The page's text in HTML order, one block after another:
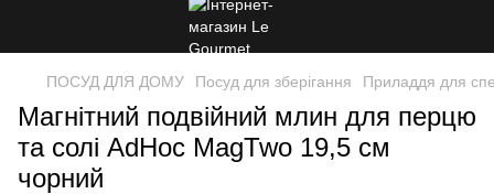
ПОСУД ДЛЯ ДОМУ Посуд для зберігання Приладдя для
Магнітний подвійний млин для перцю
та солі AdHoc MagTwo 19,5 см
чорний